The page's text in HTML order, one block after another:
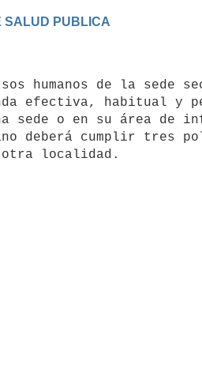
SALUD PUBLICA
efectiva, habitual y
sede o en su área de
otra localidad.